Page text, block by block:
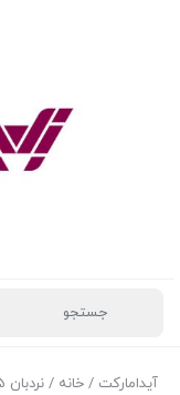
آیدامارکت / خانه / نردبان 5 پله